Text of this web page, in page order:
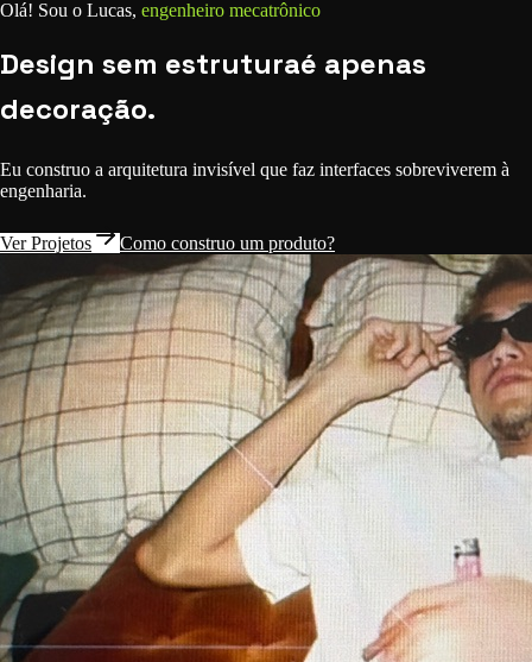
Olá! Sou o Lucas, engenheiro mecatrônico
Design sem estruturaé apenas
decoração.
Eu construo a arquitetura invisível que faz interfaces sobreviverem à
engenharia.
Ver Projetos Como construo um produto?